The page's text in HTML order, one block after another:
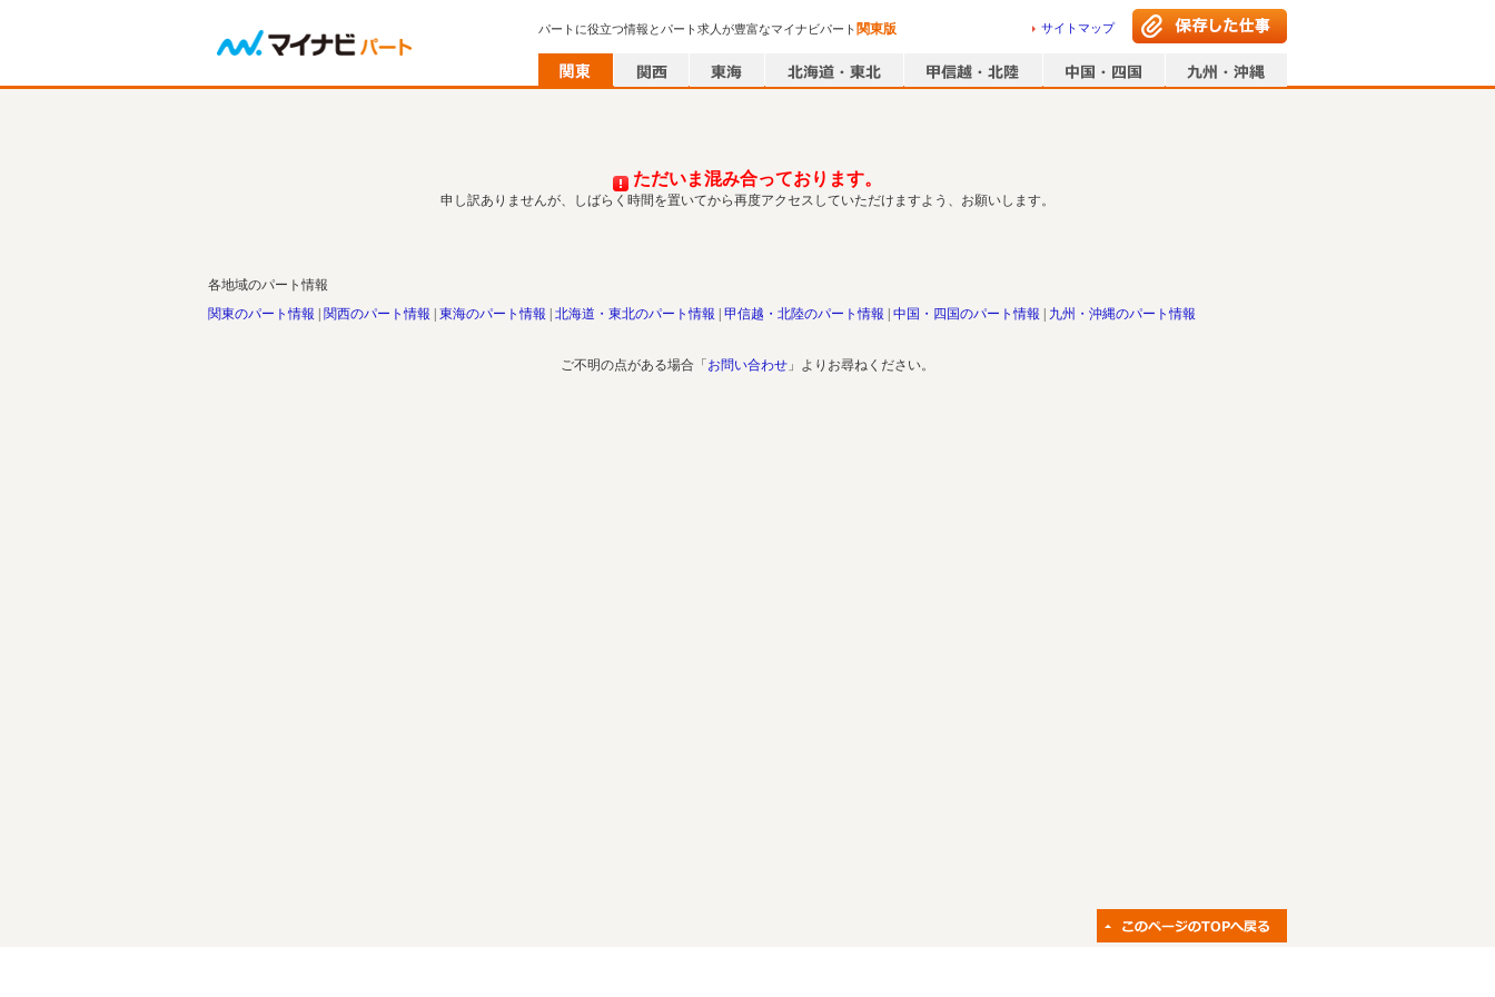
パートに役立つ情報とパート求人が豊富なマイナビパート 関東版 サイトマップ
ただいま混み合っております。
申し訳ありませんが、しばらく時間を置いてから再度アクセスしていただけますよう、お願いします。
各地域のパート情報
関東のパート情報
関西のパート情報 東海のパート情報 北海道・東北のパート情報 甲信越・北陸のパート情報 中国・四国のパート情報 九州・沖縄のパート情報
ご不明の点がある場合「 お問い合わせ 」よりお尋ねください。